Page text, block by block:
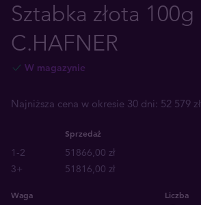
Sztabka złota 100g
C.HAFNER
W magazynie
Najniższa cena w okresie 30 dni: 52 579 zł
Sprzedaż
1-2 51866,00 zł
3+
51816,00 zł
Waga Liczba